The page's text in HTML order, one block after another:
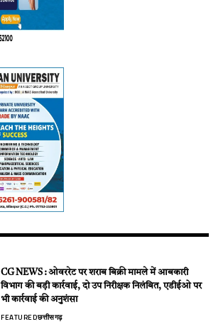
CG NEWS : ओवररेट पर शराब बिक्री मामले में आबकारी
विभाग की बड़ी कार्रवाई, दो उप निरीक्षक निलंबित, एडीईओ पर
भी कार्रवाई की अनुशंसा
FEATUREDछत्तीसगढ़